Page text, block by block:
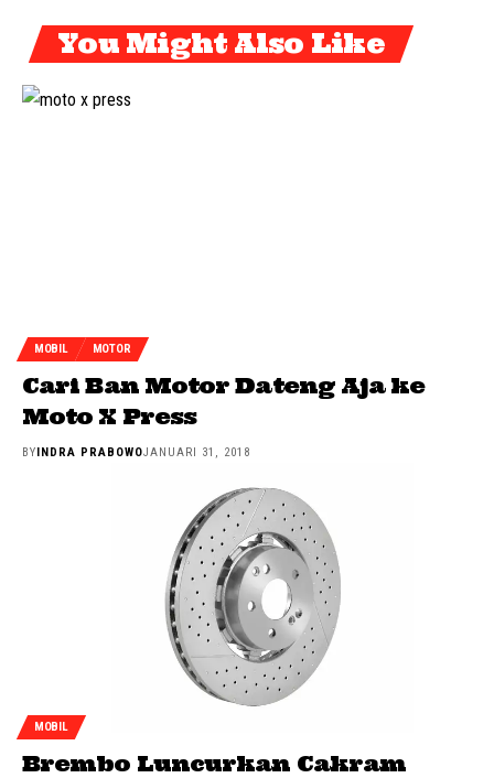
You Might Also Like
MOBIL MOTOR
Cari Ban Motor Dateng Aja ke
Moto X Press
BYINDRA PRABOWOJANUARI 31, 2018
MOBIL
Brembo Luncurkan Cakram